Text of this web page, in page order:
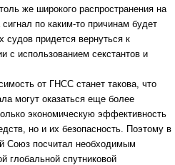
же широкого распространения на
по каким-то причинам будет
придется вернуться к
с использованием секстантов и
от ГНСС станет такова, что
могут оказаться еще более
экономическую эффективность
но и их безопасность. Поэтому в
Союз посчитал необходимым
глобальной спутниковой